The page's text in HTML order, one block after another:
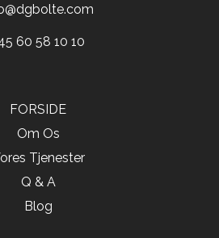
60 58 10 10
FORSIDE
Om Os
Tjenester
Q & A
Blog